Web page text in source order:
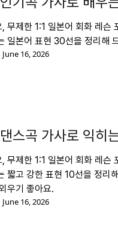
, 무제한 1:1 일본어 회화 레
일본어 표현 30선을 정리해
June 16, 2026
스곡 가사로 익히
, 무제한 1:1 일본어 회화 레
짧고 강한 표현 10선을 정리
우기 좋아요.
June 16, 2026